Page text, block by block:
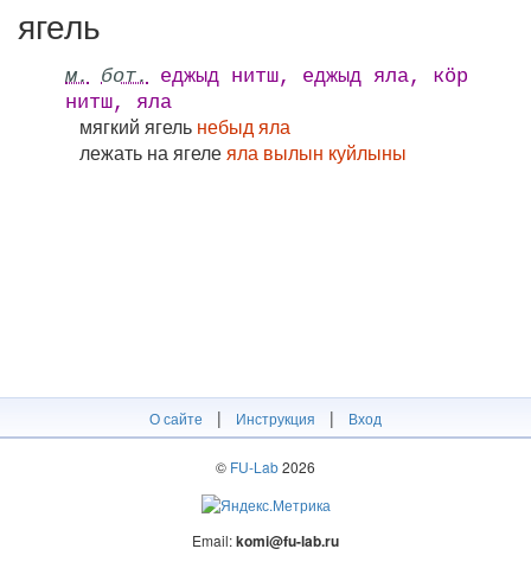
ягель
м. бот. еджыд нитш, еджыд яла, кӧр
нитш, яла
мягкий ягель небыд яла
лежать на ягелеяла вылын куйлыны
О сайте | Инструкция | Вход
© FU-Lab2026
Email:komi@fu-lab.ru